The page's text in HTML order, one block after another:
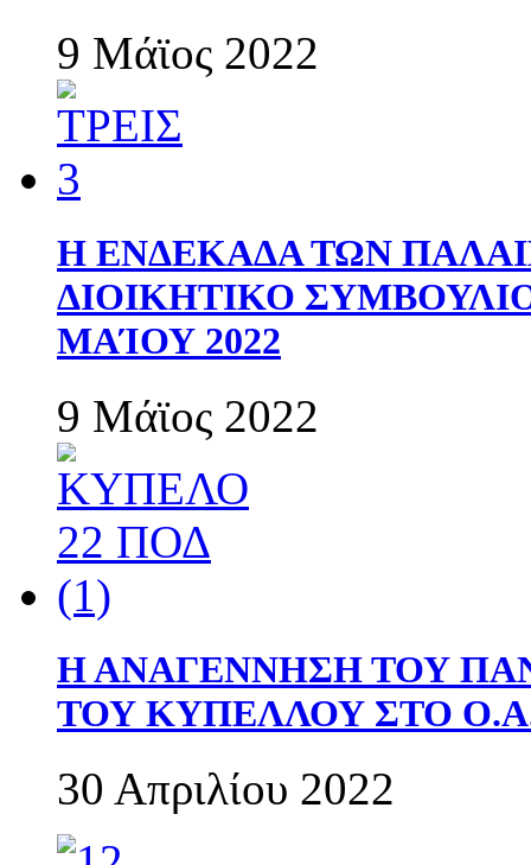
9 Μάϊος 2022
Η ΕΝΔΕΚΑΔΑ ΤΩΝ
ΔΙΟΙΚΗΤΙΚΟ
ΜΑΊΟΥ 2022
9 Μάϊος 2022
Η ΑΝΑΓΕΝΝΗΣΗ ΤΟΥ
ΤΟΥ ΚΥΠΕΛΛΟΥ ΣΤΟ
30 Απριλίου 2022